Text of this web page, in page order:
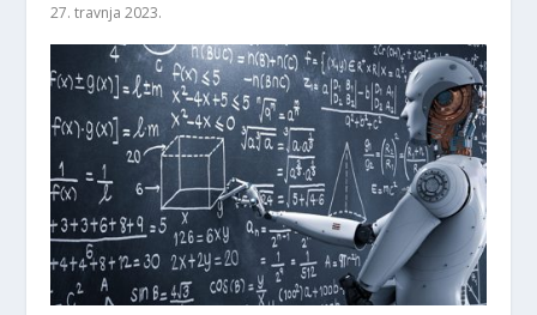
27. travnja 2023.